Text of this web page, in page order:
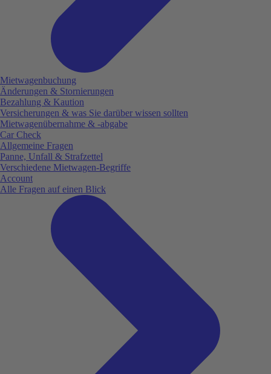
Mietwagenbuchung
Änderungen & Stornierungen
Bezahlung & Kaution
Versicherungen & was Sie darüber wissen sollten
Mietwagenübernahme & -abgabe
Car Check
Allgemeine Fragen
Panne, Unfall & Strafzettel
Verschiedene Mietwagen-Begriffe
Account
Alle Fragen auf einen Blick